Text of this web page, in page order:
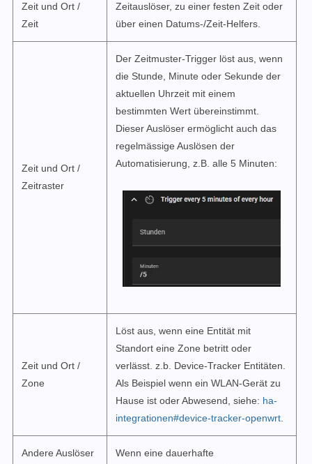
Zeit und Ort /
Zeit
Zeitauslöser, zu einer festen Zeit oder
über einen Datums-/Zeit-Helfers.
Zeit und Ort /
Zeitraster
Der Zeitmuster-Trigger löst aus, wenn
die Stunde, Minute oder Sekunde der
aktuellen Uhrzeit mit einem
bestimmten Wert übereinstimmt.
Dieser Auslöser ermöglicht auch das
regelmässige Auslösen der
Automatisierung, z.B. alle 5 Minuten:
Zeit und Ort /
Zone
Löst aus, wenn eine Entität mit
Standort eine Zone betritt oder
verlässt. z.b. Device-Tracker Entitäten.
Als Beispiel wenn ein WLAN-Gerät zu
Hause ist oder Abwesend, siehe: ha-
integrationen#device-tracker-openwrt
Andere Auslöser
Wenn eine dauerhafte